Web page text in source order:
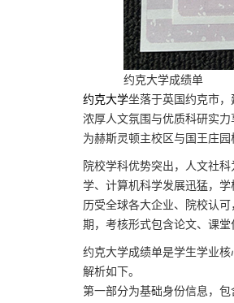
约克大学成绩单
约克大学坐落于英国约克市
浓厚人文氛围与优质科研实力
为赫斯灵顿主校区与国王庄
院校学科优势突出，人文社
学、计算机科学发展迅猛，
历受全球各大企业、院校认
期，考核形式包含论文、课堂
约克大学成绩单是学生学业
解析如下。
第一部分为基础身份信息，